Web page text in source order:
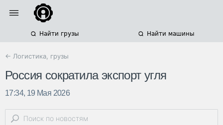
Найти грузы Найти машины
← Логистика, грузы
Россия сократила экспорт угля
17:34, 19 Мая 2026